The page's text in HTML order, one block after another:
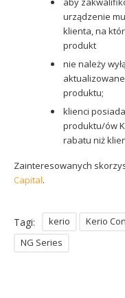
urządzenie
klienta, na
produkt
nie należy
produktu;
klienci
produktu/ów
rabatu niż
Zainteresowanych
Capital.
Tagi: kerio Kerio
NG Series